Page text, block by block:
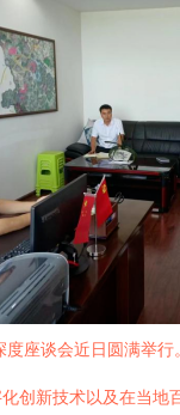
座谈会近日圆满
创新技术以及在当